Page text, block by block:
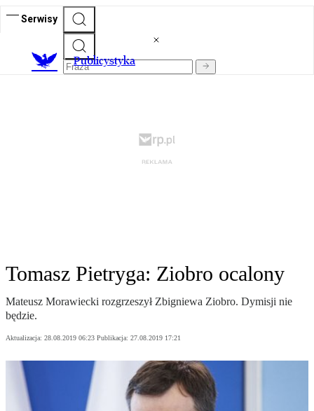
Serwisy
Publicystyka
Tomasz Pietryga: Ziobro ocalony
Mateusz Morawiecki rozgrzeszył Zbigniewa Ziobro. Dymisji nie
będzie.
Aktualizacja: 28.08.2019 06:23 Publikacja: 27.08.2019 17:21